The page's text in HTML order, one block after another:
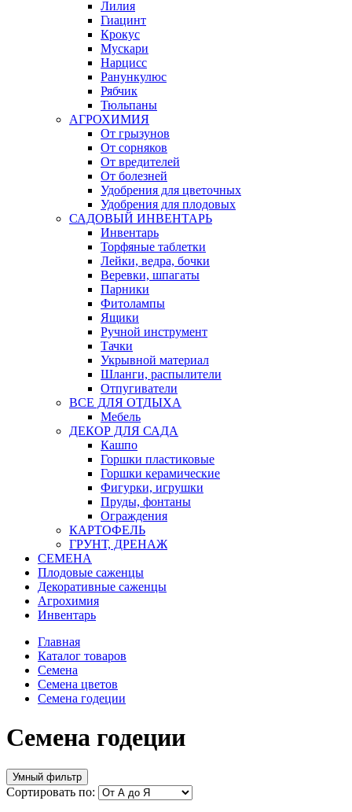
Лилия
Гиацинт
Крокус
Мускари
Нарцисс
Ранункулюс
Рябчик
Тюльпаны
АГРОХИМИЯ
От грызунов
От сорняков
От вредителей
От болезней
Удобрения для цветочных
Удобрения для плодовых
САДОВЫЙ ИНВЕНТАРЬ
Инвентарь
Торфяные таблетки
Лейки, ведра, бочки
Веревки, шпагаты
Парники
Фитолампы
Ящики
Ручной инструмент
Тачки
Укрывной материал
Шланги, распылители
Отпугиватели
ВСЕ ДЛЯ ОТДЫХА
Мебель
ДЕКОР ДЛЯ САДА
Кашпо
Горшки пластиковые
Горшки керамические
Фигурки, игрушки
Пруды, фонтаны
Ограждения
КАРТОФЕЛЬ
ГРУНТ, ДРЕНАЖ
СЕМЕНА
Плодовые саженцы
Декоративные саженцы
Агрохимия
Инвентарь
Главная
Каталог товаров
Семена
Семена цветов
Семена годеции
Семена годеции
Умный фильтр
Сортировать по: